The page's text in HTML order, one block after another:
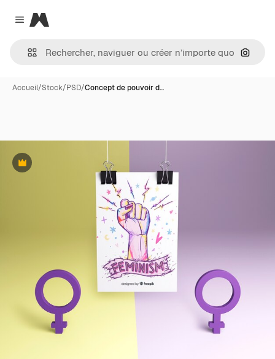
Close menu
Magnific
Accueil/Stock/PSD/Concept de pouvoir d…
Premium